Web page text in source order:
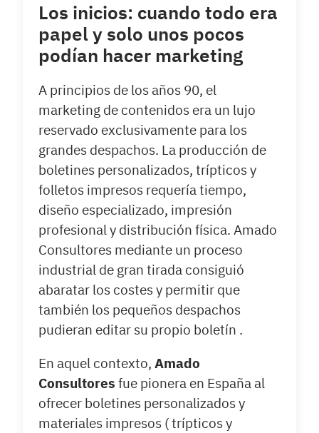
Los inicios: cuando todo era
papel y solo unos pocos
podían hacer marketing
A principios de los años 90, el
marketing de contenidos era un lujo
reservado exclusivamente para los
grandes despachos. La producción de
boletines personalizados, trípticos y
folletos impresos requería tiempo,
diseño especializado, impresión
profesional y distribución física. Amado
Consultores mediante un proceso
industrial de gran tirada consiguió
abaratar los costes y permitir que
también los pequeños despachos
pudieran editar su propio boletín .
En aquel contexto,Amado
Consultores fue pionera en España al
ofrecer boletines personalizados y
materiales impresos ( trípticos y